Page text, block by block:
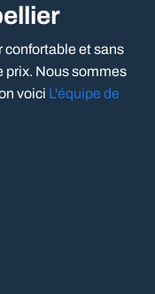
confortable et sans
prix. Nous sommes
voici L'équipe de